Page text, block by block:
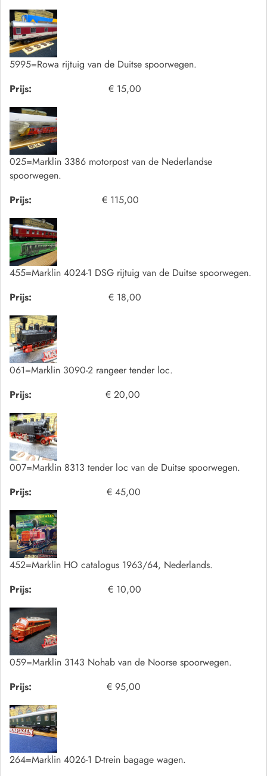
5995=Rowa rijtuig van de Duitse spoorwegen.
Prijs:
€ 15,00
025=Marklin 3386 motorpost van de Nederlandse
spoorwegen.
Prijs:
€ 115,00
455=Marklin 4024-1 DSG rijtuig van de Duitse spoorwegen.
Prijs:
€ 18,00
061=Marklin 3090-2 rangeer tender loc.
Prijs:
€ 20,00
007=Marklin 8313 tender loc van de Duitse spoorwegen.
Prijs:
€ 45,00
452=Marklin HO catalogus 1963/64, Nederlands.
Prijs:
€ 10,00
059=Marklin 3143 Nohab van de Noorse spoorwegen.
Prijs:
€ 95,00
264=Marklin 4026-1 D-trein bagage wagen.